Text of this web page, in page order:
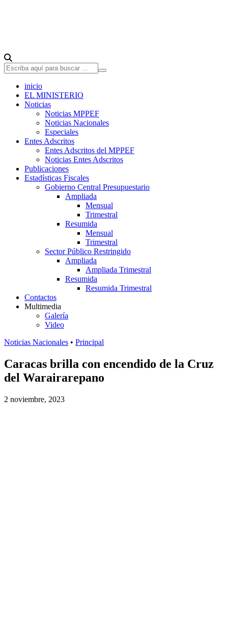
inicio
EL MINISTERIO
Noticias
Noticias MPPEF
Noticias Nacionales
Especiales
Entes Adscritos
Entes Adscritos del MPPEF
Noticias Entes Adscritos
Publicaciones
Estadísticas Fiscales
Gobierno Central Presupuestario
Ampliada
Mensual
Trimestral
Resumida
Mensual
Trimestral
Sector Público Restringido
Ampliada
Ampliada Trimestral
Resumida
Resumida Trimestral
Contactos
Multimedia
Galería
Video
Noticias Nacionales • Principal
Caracas brilla con encendido de la Cruz
del Warairarepano
2 noviembre, 2023